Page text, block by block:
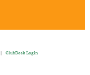
ClubDesk Login